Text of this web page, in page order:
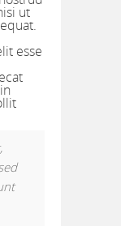
ut
esse